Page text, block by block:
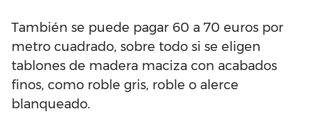
También se puede pagar 60 a 70 euros por
metro cuadrado, sobre todo si se eligen
tablones de madera maciza con acabados
finos, como roble gris, roble o alerce
blanqueado.